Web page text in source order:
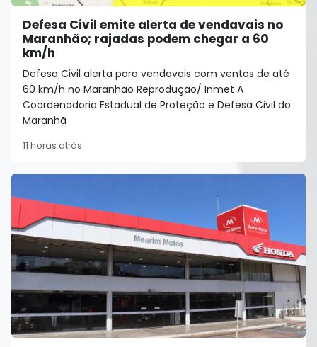
Defesa Civil emite alerta de vendavais no
Maranhão; rajadas podem chegar a 60
km/h
Defesa Civil alerta para vendavais com ventos de até
60 km/h no Maranhão Reprodução/ Inmet A
Coordenadoria Estadual de Proteção e Defesa Civil do
Maranhã
11 horas atrás